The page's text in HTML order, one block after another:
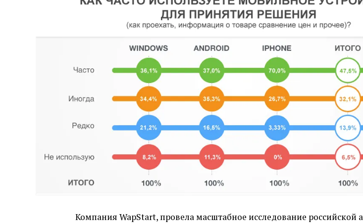
Компания WapStart, провела масштабное исследование российской